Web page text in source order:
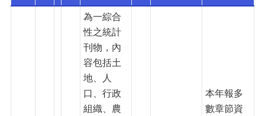
為一綜合
性之統計
刊物，內
容包括土
地、人
口、行政
組織、農
本年報多
數章節資